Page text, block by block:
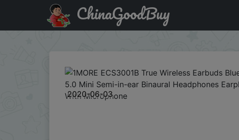
Знижка на 1MORE ECS3001B True Wireless Earbuds
ChinaGoodBuy
2020-06-03